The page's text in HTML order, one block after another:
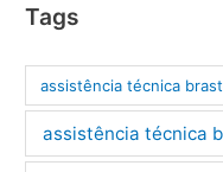
Tags
assistência técnica
assistência técnica